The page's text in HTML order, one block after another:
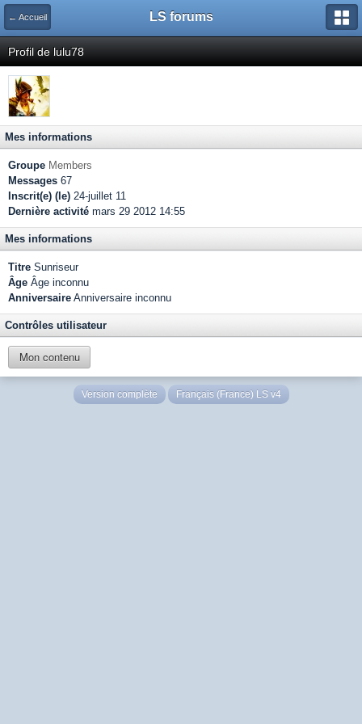
← Accueil LS forums
Profil de lulu78
Mes informations
Groupe Members
Messages 67
Inscrit(e) (le) 24-juillet 11
Dernière activité mars 29 2012 14:55
Mes informations
Titre Sunriseur
Âge Âge inconnu
Anniversaire Anniversaire inconnu
Contrôles utilisateur
Mon contenu
Version complète Français (France) LS v4